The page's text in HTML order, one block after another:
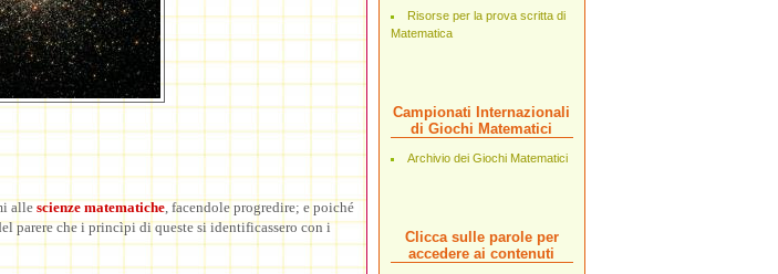
Risorse per la prova scritta di
Matematica
Campionati Internazionali
di Giochi Matematici
Archivio dei Giochi Matematici
Clicca sulle parole per
accedere ai contenuti
allescienze matematiche, facendole progredire; e poiché
parere che i princìpi di queste si identificassero con i